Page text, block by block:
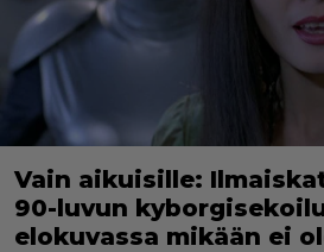
Vain aikuisille:
90-luvun
elokuvassa mikään ei